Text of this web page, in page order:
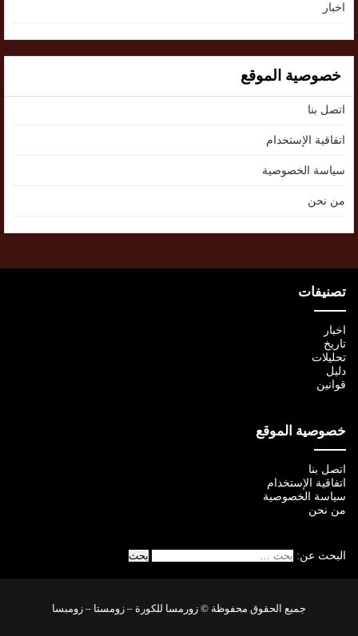
اخبار
خصوصية الموقع
اتصل بنا
اتفاقية الإستخدام
سياسة الخصوصية
من نحن
تصنيفات
اخبار
تاريخ
تحليلات
دليل
قوانين
خصوصية الموقع
اتصل بنا
اتفاقية الإستخدام
سياسة الخصوصية
من نحن
البحث عن:
جميع الحقوق محفوظة © زورمسا للكورة – زومستا – زومبسا